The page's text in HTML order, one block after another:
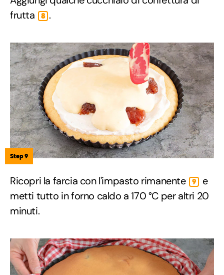
frutta
8 .
Step 9
Ricopri la farcia con l'impasto rimanente 9
e
metti tutto in forno caldo a 170 °C per altri 20
minuti.